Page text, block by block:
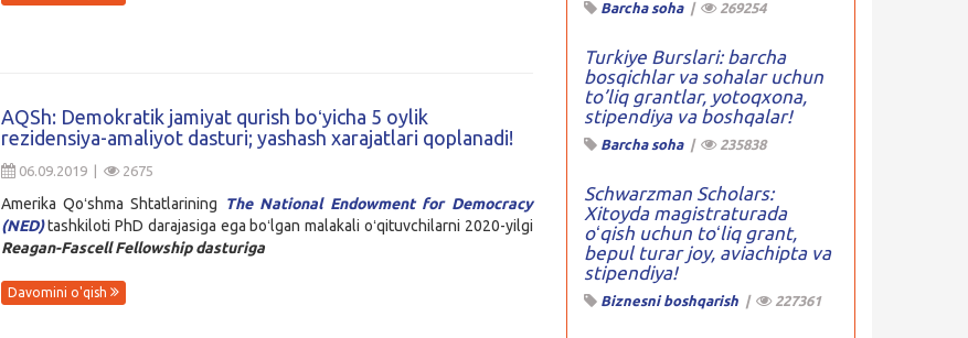
AQSh: Demokratik jamiyat qurish boʻyicha 5 oylik
rezidensiya-amaliyot dasturi; yashash xarajatlari qoplanadi!
06.09.2019 | 2675
Amerika Qoʻshma Shtatlarining
The National Endowment for Democracy
(NED) tashkiloti PhD darajasiga ega boʻlgan malakali oʻqituvchilarni 2020-yilgi
Reagan-Fascell Fellowship dasturiga
Davomini o'qish
Barcha soha| 269254
Turkiye Burslari: barcha
bosqichlar va sohalar uchun
to’liq grantlar, yotoqxona,
stipendiya va boshqalar!
Barcha soha| 235838
Schwarzman Scholars:
Xitoyda magistraturada
oʻqish uchun toʻliq grant,
bepul turar joy, aviachipta va
stipendiya!
Biznesni boshqarish| 227361